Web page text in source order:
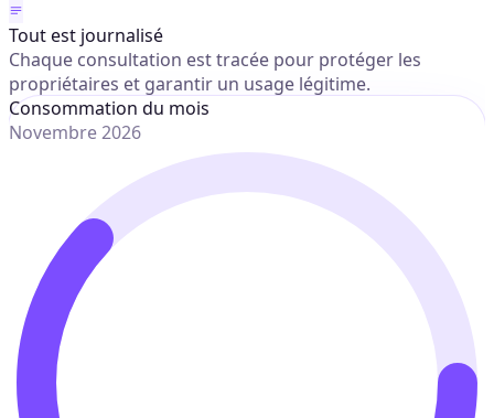
Tout est journalisé
Chaque consultation est tracée pour protéger les
propriétaires et garantir un usage légitime.
Consommation du mois
Novembre 2026